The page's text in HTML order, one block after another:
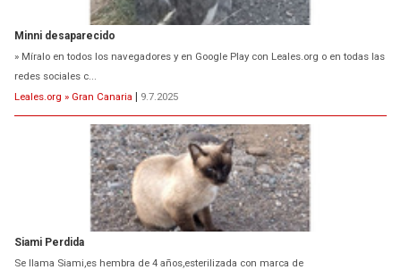
Minni desaparecido
» Míralo en todos los navegadores y en Google Play con Leales.org o en todas las
redes sociales c...
Leales.org » Gran Canaria | 9.7.2025
Siami Perdida
Se llama Siami,es hembra de 4 años,esterilizada con marca de